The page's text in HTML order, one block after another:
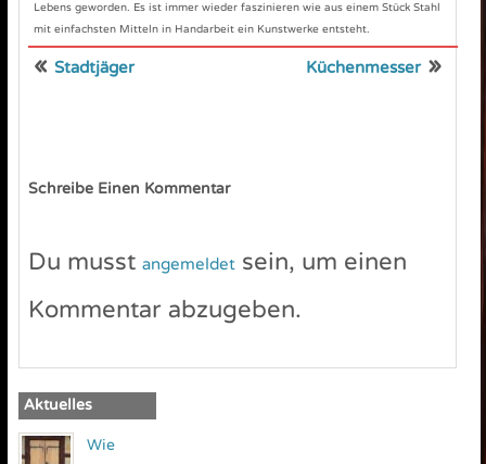
Lebens geworden. Es ist immer wieder faszinieren wie aus einem Stück Stahl
mit einfachsten Mitteln in Handarbeit ein Kunstwerke entsteht.
« Stadtjäger Küchenmesser»
Schreibe Einen Kommentar
Du musst angemeldetsein, um einen
Kommentar abzugeben.
Aktuelles
Wie